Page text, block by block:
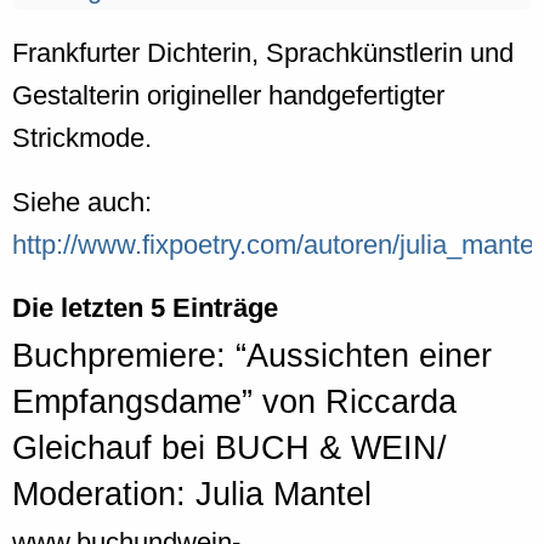
Frankfurter Dichterin, Sprachkünstlerin und
Gestalterin origineller handgefertigter
Strickmode.
Siehe auch:
http://www.fixpoetry.com/autoren/
Die letzten 5 Einträge
Buchpremiere: “Aussichten einer
Empfangsdame” von Riccarda
Gleichauf bei BUCH & WEIN/
Moderation: Julia Mantel